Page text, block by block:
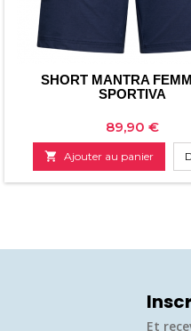
SHORT MANTRA
SPORTIVA
Prix
89,90 €
 Ajouter au panier
Et